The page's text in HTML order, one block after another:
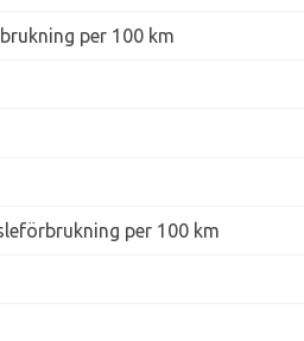
per 100 km
per 100 km